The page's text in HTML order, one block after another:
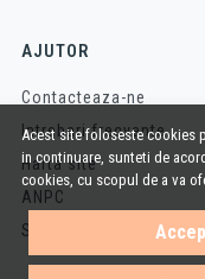
Acest site foloseste cookies
in continuare, sunteti de
cookies, cu scopul de a va
AJUTOR
Contacteaza-ne
Intrebari frecvente
Harta site
ANPC
Solutionarea litigiilor